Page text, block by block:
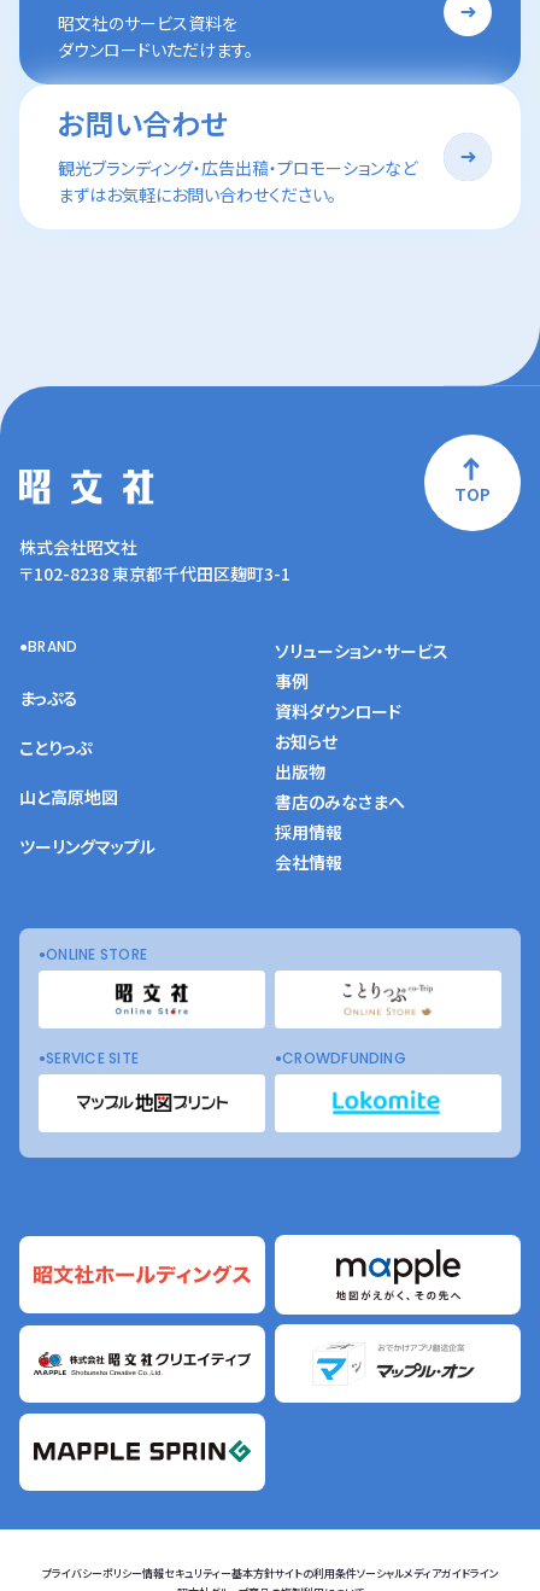
昭文社のサービス資料を
ダウンロードいただけます。
お問い合わせ
観光ブランディング・広告出稿・プロモーションなど
まずはお気軽にお問い合わせください。
TOP
株式会社昭文社
〒102-8238 東京都千代田区麹町3-1
BRAND
まっぷる
ことりっぷ
山と高原地図
ツーリングマップル
ソリューション・サービス
事例
資料ダウンロード
お知らせ
出版物
書店のみなさまへ
採用情報
会社情報
ONLINE STORE
SERVICE SITE CROWDFUNDING
プライバシーポリシー情報セキュリティー基本方針サイトの利用条件ソーシャルメディアガイドライン